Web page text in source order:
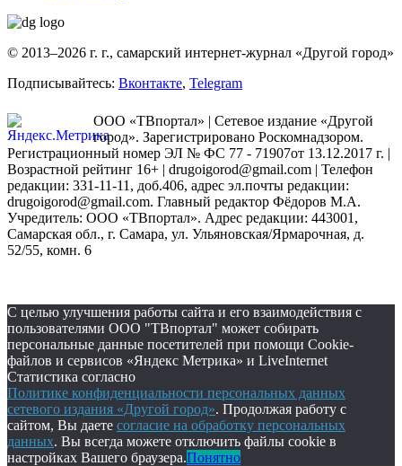
© 2013–2026 г. г., самарский интернет-журнал «Другой город»
Подписывайтесь: Вконтакте, Telegram
ООО «ТВпортал» | Сетевое издание «Другой
город». Зарегистрировано Роскомнадзором.
Регистрационный номер ЭЛ № ФС 77 - 71907от 13.12.2017 г. |
Возрастной рейтинг 16+ | drugoigorod@gmail.com | Телефон
редакции: 331-11-11, доб.406, адрес эл.почты редакции:
drugoigorod@gmail.com. Главный редактор Фёдоров М.А.
Учредитель: ООО «ТВпортал». Адрес редакции: 443001,
Самарская обл., г. Самара, ул. Ульяновская/Ярмарочная, д.
52/55, комн. 6
С целью улучшения работы сайта и его взаимодействия с
пользователями ООО "ТВпортал" может собирать
персональные данные посетителей при помощи Cookie-
файлов и сервисов «Яндекс Метрика» и LiveInternet
Статистика согласно
Политике конфиденциальности персональных данных
сетевого издания «Другой город». Продолжая работу с
сайтом, Вы даете согласие на обработку персональных
данных. Вы всегда можете отключить файлы cookie в
настройках Вашего браузера.Понятно